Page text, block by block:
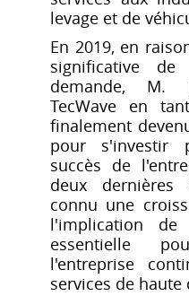
levage et de
En 2019, en
significative
demande, M.
TecWave en
finalement
pour s'investir
succès de
deux dernières
connu une
l'implication
essentielle
l'entreprise
services de